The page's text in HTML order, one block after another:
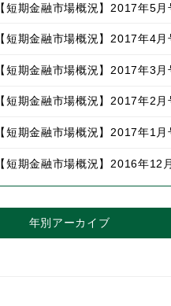
【短期金融市場概況】2017年5月
【短期金融市場概況】2017年4月
【短期金融市場概況】2017年3月
【短期金融市場概況】2017年2月
【短期金融市場概況】2017年1月
【短期金融市場概況】2016年12
年別アーカイブ